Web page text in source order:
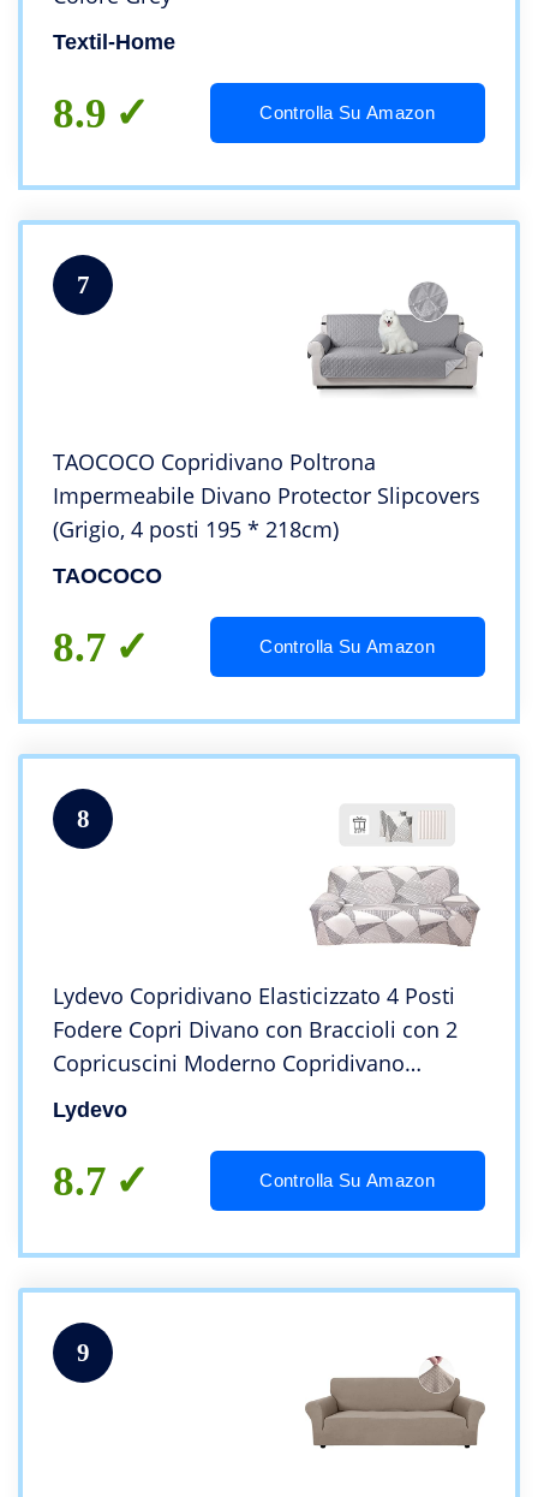
Textil-Home
8.9 Controlla Su Amazon
7
TAOCOCO Copridivano Poltrona
Impermeabile Divano Protector Slipcovers
(Grigio, 4 posti 195 * 218cm)
TAOCOCO
8.7 Controlla Su Amazon
8
Lydevo Copridivano Elasticizzato 4 Posti
Fodere Copri Divano con Braccioli con 2
Copricuscini Moderno Copridivano
Fantasia Universale Antiscivolo Lavabile
Divano Protector,Linee Intrecciate
Lydevo
8.7 Controlla Su Amazon
9